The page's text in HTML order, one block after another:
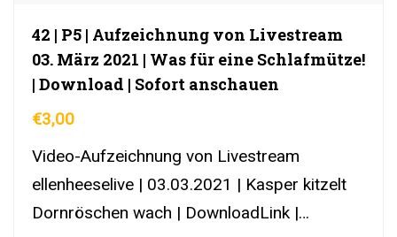
42 | P5 | Aufzeichnung von Livestream
03. März 2021 | Was für eine Schlafmütze!
| Download | Sofort anschauen
€3,00
Video-Aufzeichnung von Livestream
ellenheeselive | 03.03.2021 | Kasper kitzelt
Dornröschen wach | DownloadLink |